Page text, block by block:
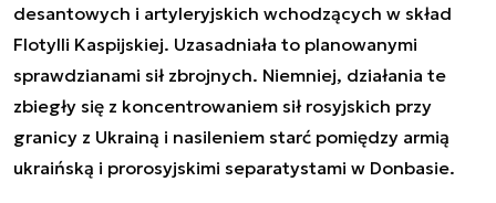
desantowych i artyleryjskich wchodzących w skład
Flotylli Kaspijskiej. Uzasadniała to planowanymi
sprawdzianami sił zbrojnych. Niemniej, działania te
zbiegły się z koncentrowaniem sił rosyjskich przy
granicy z Ukrainą i nasileniem starć pomiędzy armią
ukraińską i prorosyjskimi separatystami w Donbasie.